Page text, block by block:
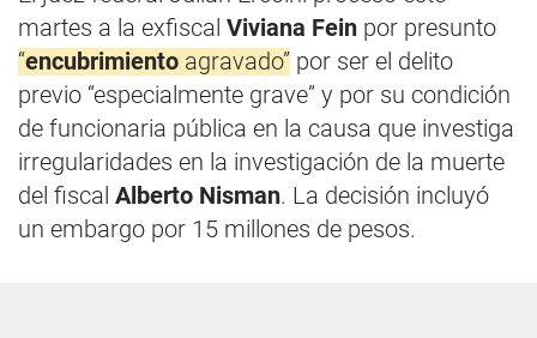
martes a la exfiscal Viviana Fein por presunto
“encubrimiento agravado” por ser el delito
previo “especialmente grave” y por su condición
de funcionaria pública en la causa que investiga
irregularidades en la investigación de la muerte
del fiscal Alberto Nisman. La decisión incluyó
un embargo por 15 millones de pesos.